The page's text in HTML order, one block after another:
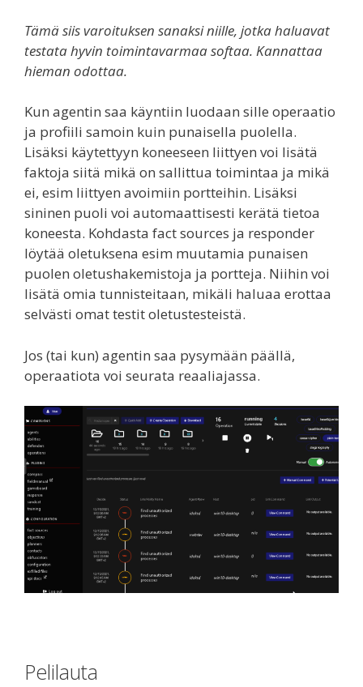
Tämä siis varoituksen sanaksi niille, jotka haluavat
testata hyvin toimintavarmaa softaa. Kannattaa
hieman odottaa.
Kun agentin saa käyntiin luodaan sille operaatio
ja profiili samoin kuin punaisella puolella.
Lisäksi käytettyyn koneeseen liittyen voi lisätä
faktoja siitä mikä on sallittua toimintaa ja mikä
ei, esim liittyen avoimiin portteihin. Lisäksi
sininen puoli voi automaattisesti kerätä tietoa
koneesta. Kohdasta fact sources ja responder
löytää oletuksena esim muutamia punaisen
puolen oletushakemistoja ja portteja. Niihin voi
lisätä omia tunnisteitaan, mikäli haluaa erottaa
selvästi omat testit oletustesteistä.
Jos (tai kun) agentin saa pysymään päällä,
operaatiota voi seurata reaaliajassa.
Pelilauta